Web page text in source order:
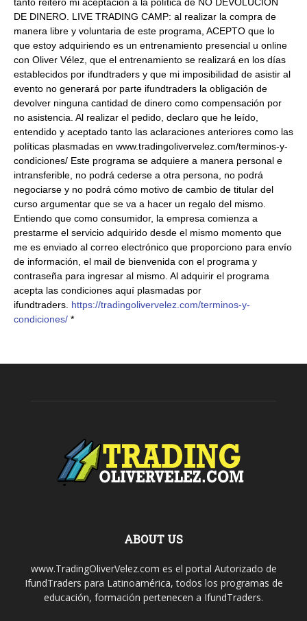
DE DINERO. LIVE TRADING CAMP: al realizar la compra de
manera libre y voluntaria de este programa, ACEPTO que lo
que estoy adquiriendo es un entrenamiento presencial u online
con Oliver Vélez, que el entrenamiento se realizará en los días
establecidos por ifundtraders y que mi imposibilidad de asistir al
evento no generará por parte ifundtraders la obligación de
devolver ninguna cantidad de dinero como compensación por
no asistencia. Al realizar el pedido, declaro que he leído,
entendido y aceptado tanto las aclaraciones anteriores como las
políticas plasmadas en www.tradingolivervelez.com/terminos-y-
condiciones/ Este programa se adquiere a manera personal e
intransferible, no podrá cederse a otra persona, no podrá
negociarse y no podrá cómo motivo de cambio de titular del
curso argumentar que se va a hacer un regalo del mismo.
Entiendo que como consumidor, la empresa comienza a
prestarme el servicio adquirido desde el mismo momento que
me es enviado al correo electrónico que proporciono para envío
de información, el mail de bienvenida con el programa y
contraseña para ingresar al mismo. Al adquirir el programa
acepta las condiciones aquí plasmadas por
ifundtraders. https://tradingolivervelez.com/terminos-y-
condiciones/ *
ABOUT US
www.TradingOliverVelez.com es el portal Autorizado de
IfundTraders para Latinoamérica, todos los programas de
educación, formación pertenecen a IfundTraders.